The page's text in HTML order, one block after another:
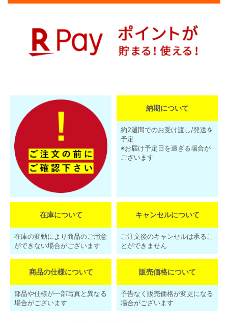
納期について
約2週間でのお受け渡し/発送を
予定
※お届け予定日を過ぎる場合が
ございます
在庫について
在庫の変動により商品のご用意
ができない場合がございます
キャンセルについて
ご注文後のキャンセルは承るこ
とができません
商品の仕様について
部品や仕様が一部写真と異なる
場合がございます
販売価格について
予告なく販売価格が変更になる
場合がございます